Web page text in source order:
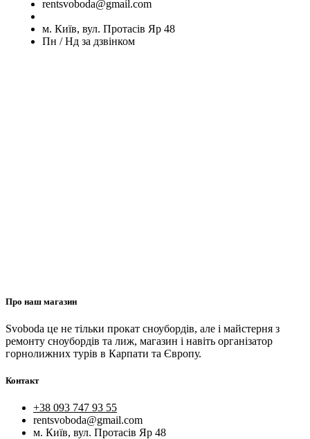
rentsvoboda@gmail.com
м. Київ, вул. Протасів Яр 48
Пн / Нд за дзвінком
Про наш магазин
Svoboda це не тільки прокат сноубордів, але і майстерня з
ремонту сноубордів та лиж, магазин і навіть організатор
горнолижних турів в Карпати та Європу.
Контакт
+38 093 747 93 55
rentsvoboda@gmail.com
м. Київ, вул. Протасів Яр 48